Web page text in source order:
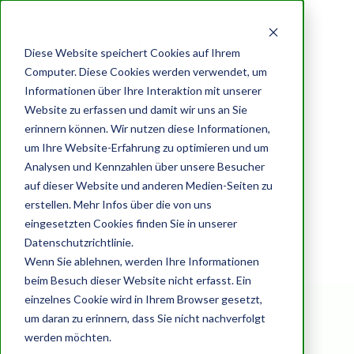
Diese Website speichert Cookies auf Ihrem
Computer. Diese Cookies werden verwendet, um
Informationen über Ihre Interaktion mit unserer
Website zu erfassen und damit wir uns an Sie
erinnern können. Wir nutzen diese Informationen,
um Ihre Website-Erfahrung zu optimieren und um
Analysen und Kennzahlen über unsere Besucher
auf dieser Website und anderen Medien-Seiten zu
erstellen. Mehr Infos über die von uns
eingesetzten Cookies finden Sie in unserer
Datenschutzrichtlinie.
Wenn Sie ablehnen, werden Ihre Informationen
beim Besuch dieser Website nicht erfasst. Ein
einzelnes Cookie wird in Ihrem Browser gesetzt,
um daran zu erinnern, dass Sie nicht nachverfolgt
werden möchten.
Unternehmensberatung Elke
Wirtz
TMM digitale Transformation
Posts about Digitale
Transformation
Browse by